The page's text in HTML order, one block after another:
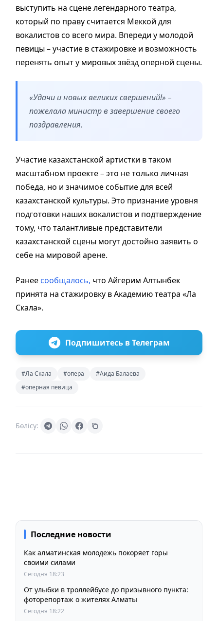
выступить на сцене легендарного театра,
который по праву считается Меккой для
вокалистов со всего мира. Впереди у молодой
певицы – участие в стажировке и возможность
перенять опыт у мировых звёзд оперной сцены.
«Удачи и новых великих свершений!» –
пожелала министр в завершение своего
поздравления.
Участие казахстанской артистки в таком
масштабном проекте – это не только личная
победа, но и значимое событие для всей
казахстанской культуры. Это признание уровня
подготовки наших вокалистов и подтверждение
тому, что талантливые представители
казахстанской сцены могут достойно заявить о
себе на мировой арене.
Ранее сообщалось, что Айгерим Алтынбек
принята на стажировку в Академию театра «Ла
Скала».
Подпишитесь в Телеграм
#Ла Скала #опера
#Аида Балаева
#оперная певица
Бөлісу:
Последние новости
Как алматинская молодежь покоряет горы
своими силами
Сегодня 18:23
От улыбки в троллейбусе до призывного пункта:
фоторепортаж о жителях Алматы
Сегодня 18:22